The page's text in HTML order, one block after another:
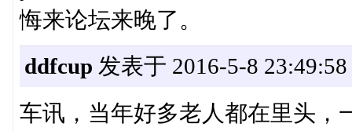
悔来论坛来晚了。
ddfcup 发表于 2016-5-8 23:49:58
车讯，当年好多老人都在里头，